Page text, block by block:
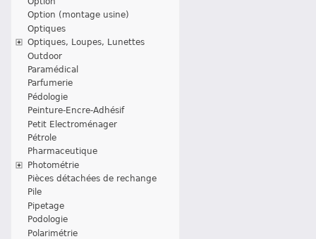
Option (montage usine)
Optiques
Optiques, Loupes, Lunettes
Outdoor
Paramédical
Parfumerie
Pédologie
Peinture-Encre-Adhésif
Petit Electroménager
Pétrole
Pharmaceutique
Photométrie
Pièces détachées de rechange
Pile
Pipetage
Podologie
Polarimétrie